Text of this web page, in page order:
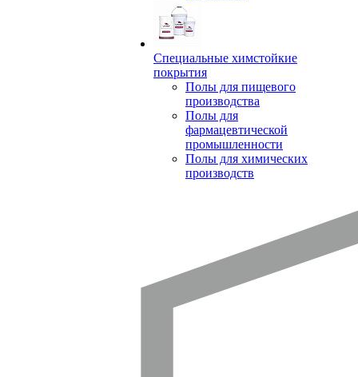
Специальные химстойкие
покрытия
Полы для пищевого
производства
Полы для
фармацевтической
промышленности
Полы для химических
производств